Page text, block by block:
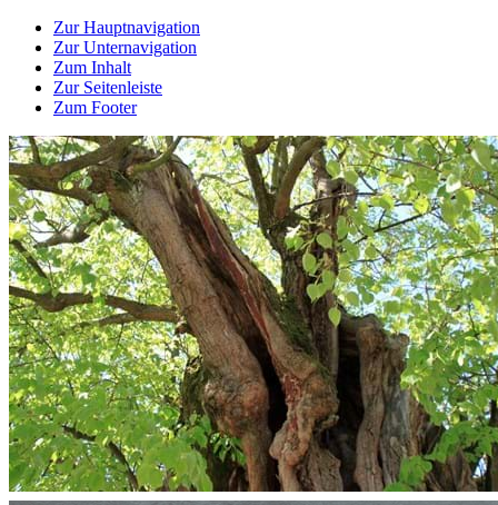
Zur Hauptnavigation
Zur Unternavigation
Zum Inhalt
Zur Seitenleiste
Zum Footer